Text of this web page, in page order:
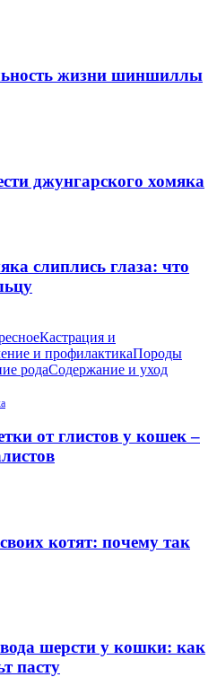
жизни шиншиллы
джунгарского хомяка
слиплись глаза: что
Кастрация и
и профилактикаПороды
родаСодержание и уход
от глистов у кошек –
котят: почему так
шерсти у кошки: как
пасту